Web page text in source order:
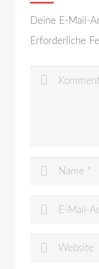
Deine E-Mail-
Erforderliche